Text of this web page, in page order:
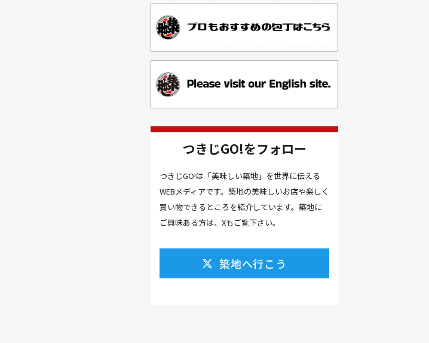
おでん(4）
オムライス(2）
お参り(1） お困りごと解決(1）
お土産(14） お土産屋(1）
お寿司(2） お弁当(9） お得情報(9）
お悩み解決(1） お惣菜(1）
お歳暮(1） お汁粉(3）
お汁粉 レシピ(1） お祭り(1）
お餅(1） お魚捌き教室(1） かき氷(3）
つきじGO!をフォロー
つきじGO!は「美味しい築地」を世界に伝える
WEBメディアです。築地の美味しいお店や楽しく
買い物できるところを紹介しています。築地に
ご興味ある方は、Xもご覧下さい。
築地へ行こう